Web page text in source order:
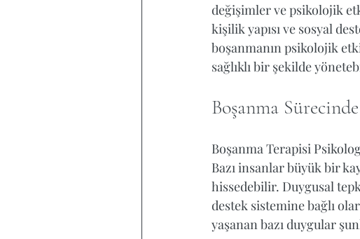
değişimler ve psikolojik
kişilik yapısı ve sosyal
boşanmanın psikolojik
sağlıklı bir şekilde
Boşanma
Boşanma Terapisi
Bazı insanlar büyük bir
hissedebilir. Duygusal
destek sistemine bağlı
yaşanan bazı duygular